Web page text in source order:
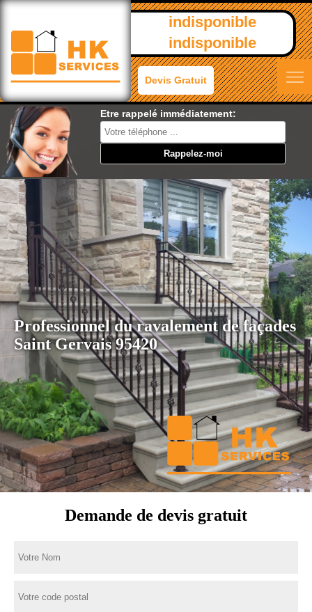
indisponible
indisponible
Devis Gratuit
Etre rappelé immédiatement:
Professionnel du ravalement de façades
Saint Gervais 95420
Demande de devis gratuit